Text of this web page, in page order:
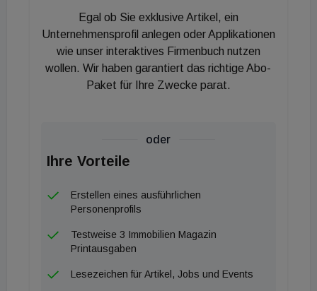
Healthcare- und Senior-Living-Objekte. Im
Einzelhandelssektor stehen defensive Formate wie
Fachmarktzentren und lebensmittelgeankerte
Immobilien im Fokus. Hotelinvestments bewegen
sich in einem Spannungsfeld, in dem Investoren
Schwerpunkt von reinen Berichtspflichten hin zur
tatsächlichen Performance der Gebäude und zur
Rolle der Finanzierungspartner verschiebt.
Der österreichische Investmentmarkt verzeichnete
im ersten Quartal 2026 ein Transaktionsvolumen
Egal ob Sie exklusive Artikel, ein
Unternehmensprofil anlegen oder Applikationen
wie unser interaktives Firmenbuch nutzen
wollen. Wir haben garantiert das richtige Abo-
Paket für Ihre Zwecke parat.
oder
Ihre Vorteile
Erstellen eines ausführlichen
Personenprofils
Testweise 3 Immobilien Magazin
Printausgaben
Lesezeichen für Artikel, Jobs und Events